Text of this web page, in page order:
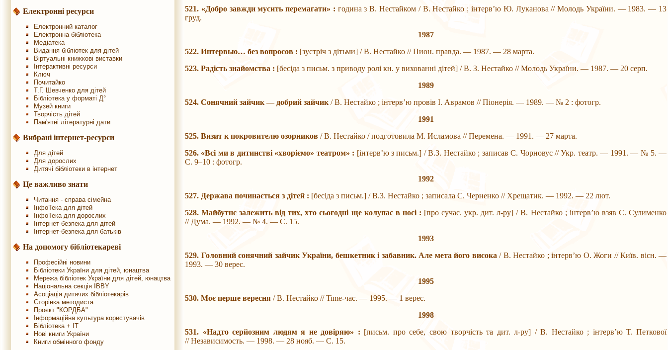
Електронні ресурси
Електронний каталог
Електронна бібліотека
Медіатека
Видання бібліотек для дітей
Віртуальні книжкові виставки
Інтерактивні ресурси
Ключ
Почитайко
Т.Г. Шевченко для дітей
Бібліотека у форматі Д°
Музей книги
Творчість дітей
Пам'ятні літературні дати
Вибрані інтернет-ресурси
Для дітей
Для дорослих
Дитячі бібліотеки в інтернет
Це важливо знати
Читання - справа сімейна
ІнфоТека для дітей
ІнфоТека для дорослих
Інтернет-безпека для дітей
Інтернет-безпека для батьків
На допомогу бібліотекареві
Професійні новини
Бібліотеки України для дітей, юнацтва
Мережа бібліотек України для дітей, юнацтва
Національна секція IBBY
Асоціація дитячих бібліотекарів
Сторінка методиста
Проєкт "КОРДБА"
Інформаційна культура користувачів
Бібліотека + IT
Нові книги України
Книги обмінного фонду
521. «Добро завжди мусить перемагати» : година з В. Нестайком / В. Нестайко ; інтерв’ю Ю. Луканова // Молодь України. — 1983. — 13
груд.
1987
522. Интервью… без вопросов : [зустріч з дітьми] / В. Нестайко // Пион. правда. — 1987. — 28 марта.
523. Радість знайомства : [бесіда з письм. з приводу ролі кн. у вихованні дітей] / В. З. Нестайко // Молодь України. — 1987. — 20 серп.
1989
524. Сонячний зайчик — добрий зайчик / В. Нестайко ; інтерв’ю провів І. Аврамов // Піонерія. — 1989. — № 2 : фотогр.
1991
525. Визит к покровителю озорников / В. Нестайко / подготовила М. Исламова // Перемена. — 1991. — 27 марта.
526. «Всі ми в дитинстві «хворіємо» театром» : [інтерв’ю з письм.] / В.З. Нестайко ; записав С. Чорновус // Укр. театр. — 1991. — № 5. —
С. 9–10 : фотогр.
1992
527. Держава починається з дітей : [бесіда з письм.] / В.З. Нестайко ; записала С. Черненко // Хрещатик. — 1992. — 22 лют.
528. Майбутнє залежить від тих, хто сьогодні ще колупає в носі : [про сучас. укр. дит. л-ру] / В. Нестайко ; інтерв’ю взяв С. Сулименко
// Дума. — 1992. — № 4. — С. 15.
1993
529. Головний сонячний зайчик України, бешкетник і забавник. Але мета його висока / В. Нестайко ; інтерв’ю О. Жоги // Київ. вісн. —
1993. — 30 верес.
1995
530. Моє перше вересня / В. Нестайко // Time-час. — 1995. — 1 верес.
1998
531. «Надто серйозним людям я не довіряю» : [письм. про себе, свою творчість та дит. л-ру] / В. Нестайко ; інтерв’ю Т. Петкової
// Независимость. — 1998. — 28 нояб. — С. 15.